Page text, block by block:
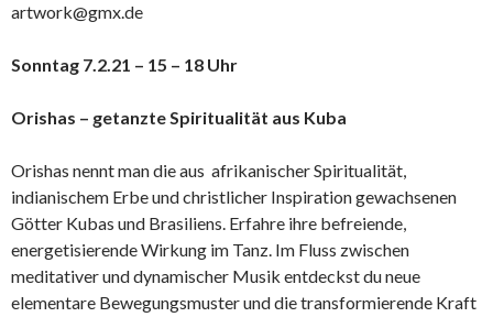
artwork@gmx.de
Sonntag 7.2.21 – 15 – 18 Uhr
Orishas – getanzte Spiritualität aus Kuba
Orishas nennt man die aus afrikanischer Spiritualität,
indianischem Erbe und christlicher Inspiration gewachsenen
Götter Kubas und Brasiliens. Erfahre ihre befreiende,
energetisierende Wirkung im Tanz. Im Fluss zwischen
meditativer und dynamischer Musik entdeckst du neue
elementare Bewegungsmuster und die transformierende Kraft